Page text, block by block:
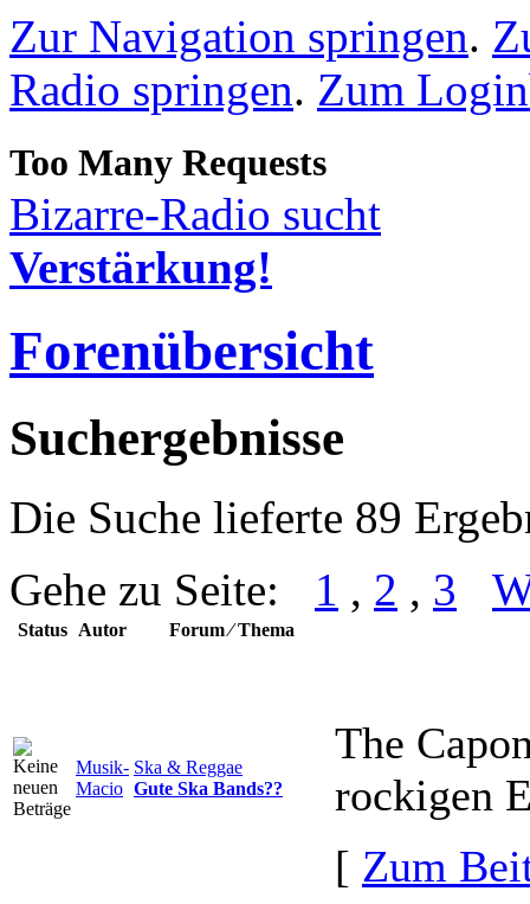
Zur Navigation springen.
Radio springen. Zum
Bizarre-Radio sucht
Verstärkung!
Forenübersicht
Suchergebnisse
Die Suche lieferte 89
Gehe zu Seite: 1 , 2 , 3
Status Autor Forum ⁄ Thema
Musik-
Macio
Ska & Reggae
Gute Ska Bands??
The
rockigen
[ Zum